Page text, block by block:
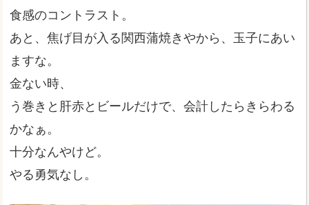
食感のコントラスト。
あと、焦げ目が入る関西蒲焼きやから、玉子にあい
ますな。
金ない時、
う巻きと肝赤とビールだけで、会計したらきらわる
かなぁ。
十分なんやけど。
やる勇気なし。